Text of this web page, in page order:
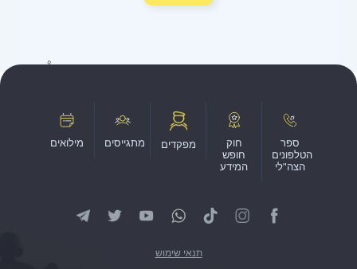
מילואים מתגייסים מפקדים
חוק
חופש
המידע
ספר
הטלפונים
הצה"לי
תנאי שימוש